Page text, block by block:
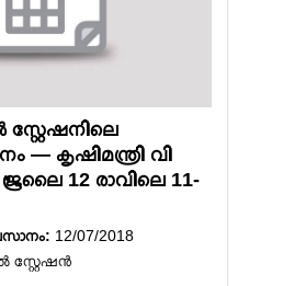
സ്റ്റേഷനിലെ
— കൃഷിമന്ത്രി വി
12 രാവിലെ 11-
12/07/2018
സ്റ്റേഷൻ